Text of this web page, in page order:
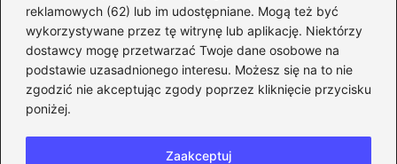
reklamowych (62) lub im udostępniane. Mogą też być
wykorzystywane przez tę witrynę lub aplikację. Niektórzy
dostawcy mogę przetwarzać Twoje dane osobowe na
podstawie uzasadnionego interesu. Możesz się na to nie
zgodzić nie akceptując zgody poprzez kliknięcie przycisku
poniżej.
Zaakceptuj
Gdzie znaleźć kod URL na Steam w
pięciu prostych krokach?
2026-06-11